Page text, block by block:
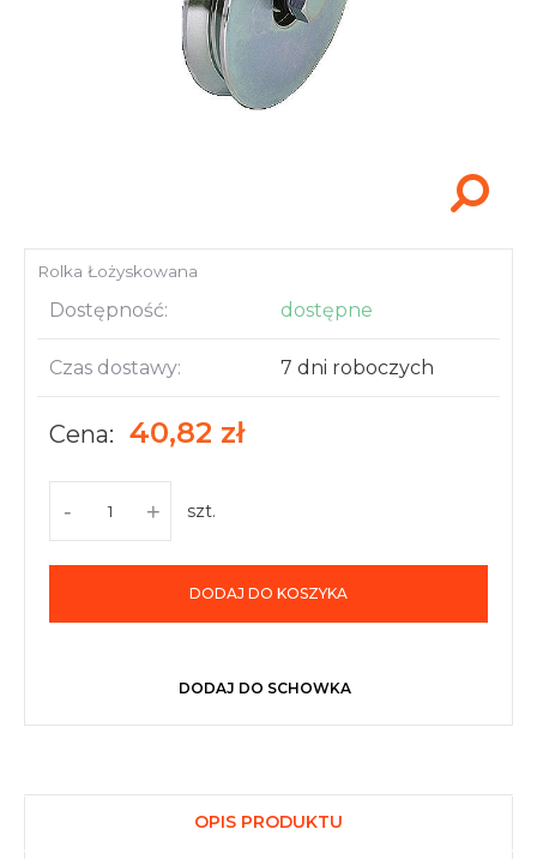
Akcesoria i narzędzia
Rolka Łożyskowana
Dostępność: dostępne
Czas dostawy: 7 dni roboczych
Cena: 40,82 zł
- + szt.
DODAJ DO KOSZYKA
DODAJ DO SCHOWKA
OPIS PRODUKTU